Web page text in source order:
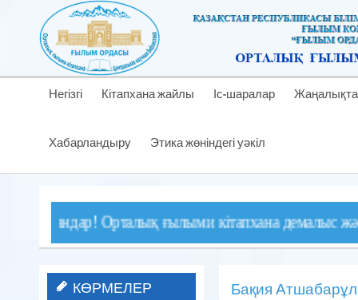
Негізгі Кітапхана жайлы Іс-шаралар
Хабарландыру Этика жөніндегі уәкіл
Орталық ғылыми кітапхана демалыс және
Бақия
КӨРМЕЛЕР